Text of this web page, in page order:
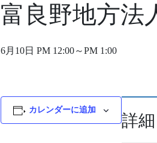
富良野地方法
6月10日 PM 12:00～PM 1:00
カレンダーに追加
詳細